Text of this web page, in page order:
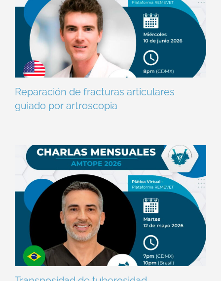
Reparación de fracturas articulares
guiado por artroscopia